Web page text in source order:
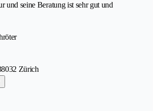
und seine Beratung ist sehr gut und
8032 Zürich